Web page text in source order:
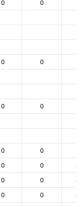
0 0
0 0
0 0
0 0
0 0
0 0
0 0